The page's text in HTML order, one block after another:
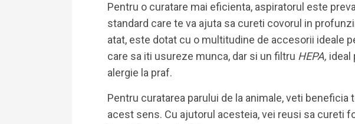
Pentru o curatare mai eficienta, aspiratorul este
standard care te va ajuta sa cureti covorul in
atat, este dotat cu o multitudine de accesorii ideale
care sa iti usureze munca, dar si un filtru HEPA, ideal
alergie la praf.
Pentru curatarea parului de la animale, veti beneficia
acest sens. Cu ajutorul acesteia, vei reusi sa cureti